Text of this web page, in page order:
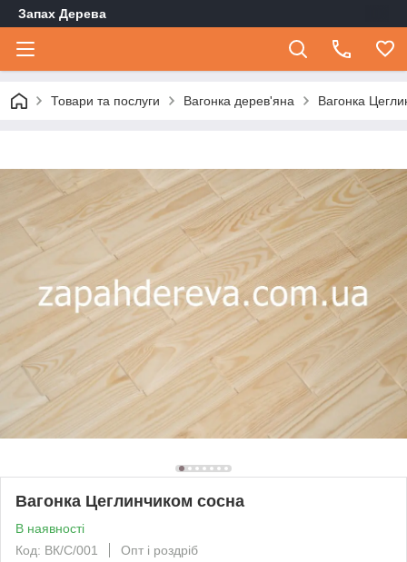
Запах Дерева
Товари та послуги Вагонка дерев'яна Вагонка
Вагонка Цеглинчиком сосна
В наявності
Код: ВК/С/001
Опт і роздріб